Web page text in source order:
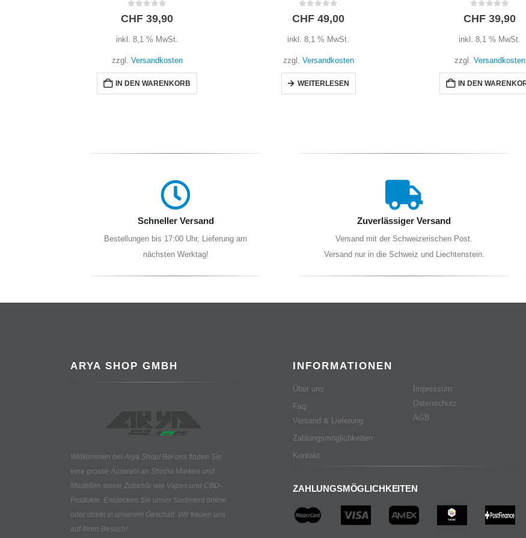
CHF 49,00
inkl. 8,1 % MwSt.
zzgl. Versandkosten
WEITERLESEN
CHF 39,90
inkl. 8,1 % MwSt.
zzgl. Versandkosten
IN DEN WARENKORB
CHF 49,00
inkl. 8,1 % MwSt.
zzgl. Versandkosten
WEITERLESEN
Schneller Versand
Bestellungen bis 17:00 Uhr, Lieferung am
nächsten Werktag!
Zuverlässiger Versand
Versand mit der Schweizerischen Post.
Versand nur in die Schweiz und Liechtenstein.
ARYA SHOP GMBH
Willkommen bei Arya Shop! Bei uns finden Sie
eine grosse Auswahl an Shisha Marken und
Modellen sowie Zubehör wie Vapes und CBD-
Produkte. Entdecken Sie unser Sortiment online
oder direkt in unserem Geschäft. Wir freuen uns
auf Ihren Besuch!
INFORMATIONEN
Über uns
Faq
Versand & Lieferung
Zahlungsmöglichkeiten
Kontakt
Impressum
Datenschutz
AGB
ZAHLUNGSMÖGLICHKEITEN